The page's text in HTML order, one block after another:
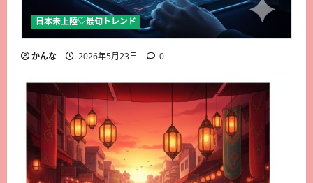
日本未上陸♡最旬トレンド
かんな 2026年5月23日 0